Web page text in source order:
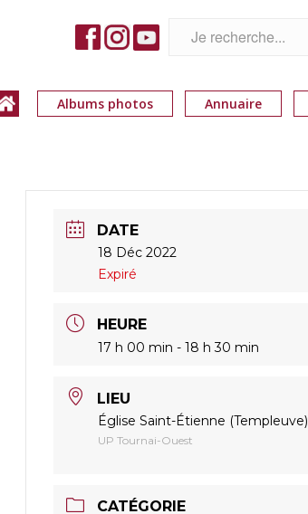
Albums photos Annuaire
DATE
18 Déc 2022
Expiré
HEURE
17 h 00 min - 18 h 30 min
LIEU
Église Saint-Étienne (Templeuve)
UP Tournai-Ouest
CATÉGORIE